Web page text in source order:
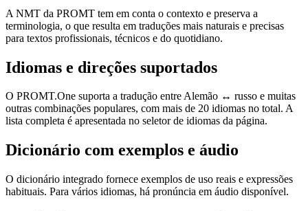
A NMT da PROMT tem em conta o contexto e preserva a
terminologia, o que resulta em traduções mais naturais e precisas
para textos profissionais, técnicos e do quotidiano.
Idiomas e direções suportados
O PROMT.One suporta a tradução entre Alemão ↔ russo e muitas
outras combinações populares, com mais de 20 idiomas no total. A
lista completa é apresentada no seletor de idiomas da página.
Dicionário com exemplos e áudio
O dicionário integrado fornece exemplos de uso reais e expressões
habituais. Para vários idiomas, há pronúncia em áudio disponível.